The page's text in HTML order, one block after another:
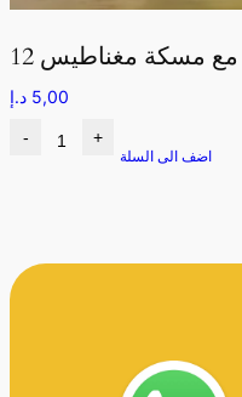
5,00 د.إ
- +
اضف الى السلة